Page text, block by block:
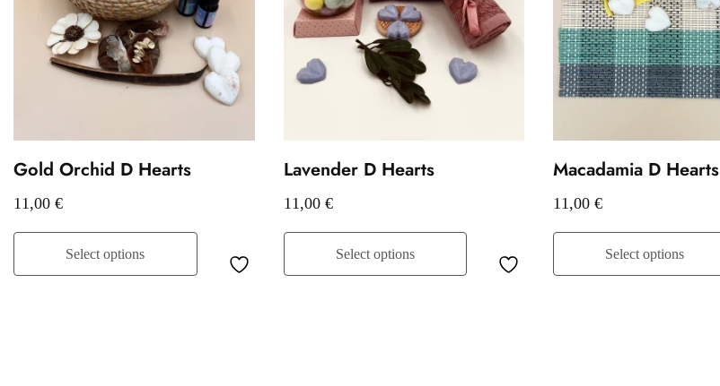
Gold Orchid D Hearts
11,00 €
Select options
Lavender D Hearts
11,00 €
Select options
Macadamia D Hearts
11,00 €
Select options